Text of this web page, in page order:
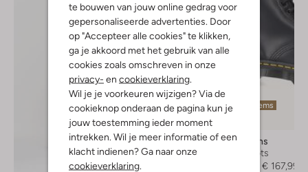
te bouwen van jouw online gedrag voor
gepersonaliseerde advertenties. Door
op "Accepteer alle cookies" te klikken,
ga je akkoord met het gebruik van alle
cookies zoals omschreven in onze
privacy- en cookieverklaring.
Wil je je voorkeuren wijzigen? Via de
cookieknop onderaan de pagina kun je
jouw toestemming ieder moment
intrekken. Wil je meer informatie of een
klacht indienen? Ga naar onze
cookieverklaring.
Ontdek de look
Laatste items
Dr Martens
Veterboots
€ 167,99